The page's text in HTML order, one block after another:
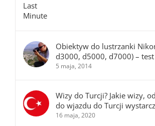
Obiektyw do lustrzanki
d3000, d5000, d7000) –
5 maja, 2014
Wizy do Turcji? Jakie wizy,
do wjazdu do Turcji
16 maja, 2020